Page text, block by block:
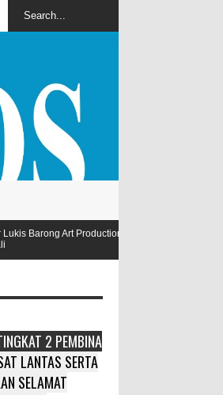
Ramaikan Lomba Lukis Tema Pariwisata Se
2 PEMBINA
LANTAS SERTA
SELAMAT